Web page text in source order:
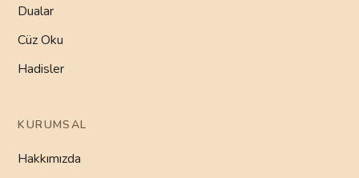
Dualar
Cüz Oku
Hadisler
KURUMSAL
Hakkımızda